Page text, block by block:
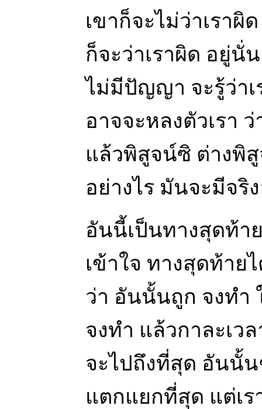
เขาก็จะไม่ว่าเรา
ก็จะว่าเราผิด อยู่นั่
ไม่มีปัญญา จะรู้ว่าเ
อาจจะหลงตัวเรา ว่
แล้วพิสูจน์ซิ ต่างพิ
อย่างไร มันจะมีจริ
อันนี้เป็นทางสุดท้า
เข้าใจ ทางสุดท้าย
ว่า อันนั้นถูก จงทำ
จงทำ แล้วกาละเว
จะไปถึงที่สุด อันนั้น
แตกแยกที่สุด แต่เร